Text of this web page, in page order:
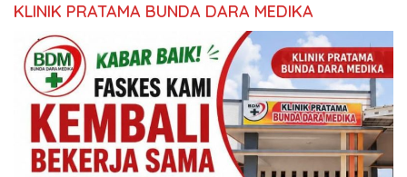
KLINIK PRATAMA BUNDA DARA MEDIKA